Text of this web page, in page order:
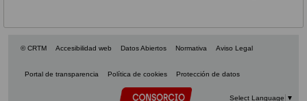
© CRTM Accesibilidad web Datos Abiertos Normativa Aviso Legal
Portal de transparencia Política de cookies Protección de datos
Select Language ▼